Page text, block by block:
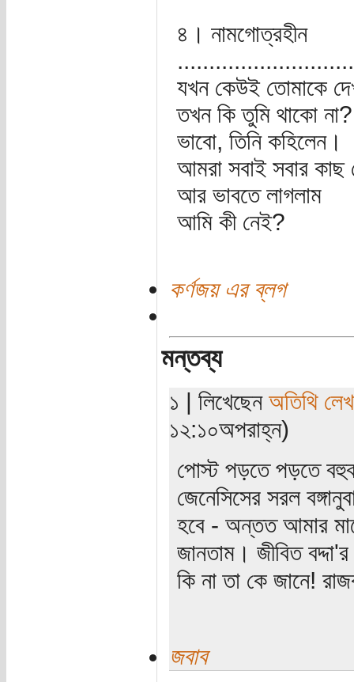
৪। নামগোত্রহীন
যখন কেউই তোমাকে
তখন কি তুমি থাকো না?
ভাবো, তিনি কহিলেন।
আমরা সবাই সবার কাছ
আর ভাবতে লাগলাম
আমি কী নেই?
কর্ণজয় এর ব্লগ
মন্তব্য
১ | লিখেছেন অতিথি
১২:১০অপরাহ্ন)
পোস্ট পড়তে পড়তে
জেনেসিসের সরল
হবে - অন্তত আমার
জানতাম। জীবিত
কি না তা কে জানে!
জবাব